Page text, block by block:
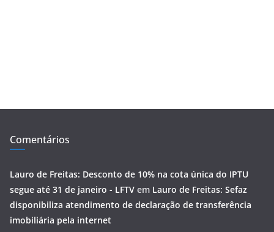
Comentários
Lauro de Freitas: Desconto de 10% na cota única do IPTU
segue até 31 de janeiro - LFTV em Lauro de Freitas: Sefaz
disponibiliza atendimento de declaração de transferência
imobiliária pela internet